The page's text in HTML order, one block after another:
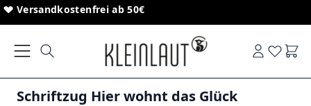
Direkt zum Inhalt
Versandkostenfrei ab 50€
Sonderanfertigungen von Schriftzügen
Schriftzug Hier wohnt das Glück